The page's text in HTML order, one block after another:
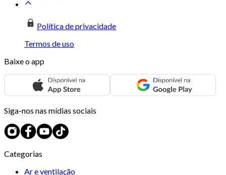
Política de privacidade
Termos de uso
Baixe o app
Siga-nos nas mídias sociais
Categorias
Ar e ventilação